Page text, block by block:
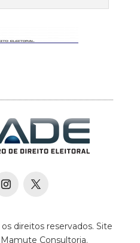
direitos reservados. Site
Consultoria.